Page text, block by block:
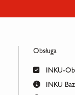
Obsługa
INKU-
INKU